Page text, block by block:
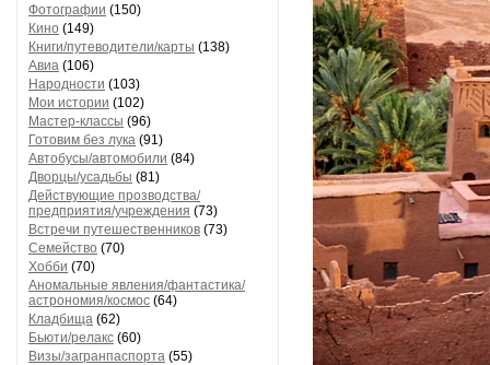
Фотографии (150)
Кино (149)
Книги/путеводители/карты (138)
Авиа (106)
Народности (103)
Мои истории (102)
Мастер-классы (96)
Готовим без лука (91)
Автобусы/автомобили (84)
Дворцы/усадьбы (81)
Действующие прозводства/
предприятия/учреждения (73)
Встречи путешественников (73)
Семейство (70)
Хобби (70)
Аномальные явления/фантастика/
астрономия/космос (64)
Кладбища (62)
Бьюти/релакс (60)
Визы/загранпаспорта (55)